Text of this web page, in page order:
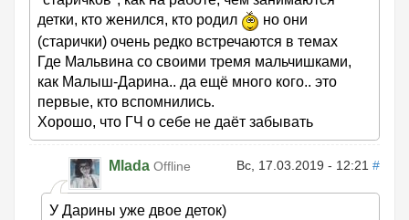
детки, кто женился, кто родил
но они
(старички) очень редко встречаются в темах
Где Мальвина со своими тремя мальчишками,
как Малыш-Дарина.. да ещё много кого.. это
первые, кто вспомнились.
Хорошо, что ГЧ о себе не даёт забывать
Mlada Offline Вс, 17.03.2019 - 12:21 #
У Дарины уже двое деток)